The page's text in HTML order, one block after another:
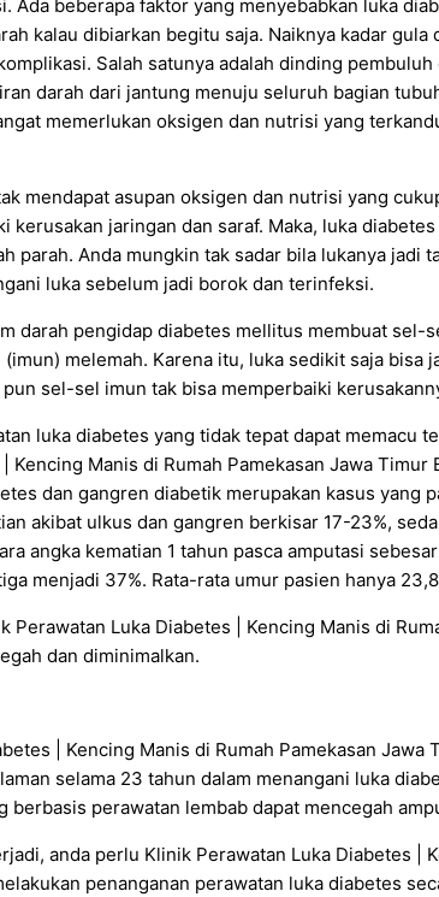
Ada beberapa faktor yang menyebabkan luka
kalau dibiarkan begitu saja. Naiknya kadar gula
Salah satunya adalah dinding
darah dari jantung menuju seluruh bagian
memerlukan oksigen dan nutrisi yang
mendapat asupan oksigen dan nutrisi yang
kerusakan jaringan dan saraf. Maka, luka
parah. Anda mungkin tak sadar bila lukanya jadi
luka sebelum jadi borok dan terinfeksi.
darah pengidap diabetes mellitus membuat sel-
melemah. Karena itu, luka sedikit saja bisa
sel-sel imun tak bisa memperbaiki
luka diabetes yang tidak tepat dapat memacu
Kencing Manis di Rumah Pamekasan Jawa
dan gangren diabetik merupakan kasus yang
akibat ulkus dan gangren berkisar 17-23%,
angka kematian 1 tahun pasca amputasi
menjadi 37%. Rata-rata umur pasien hanya
Perawatan Luka Diabetes | Kencing Manis di
dan diminimalkan.
| Kencing Manis di Rumah Pamekasan Jawa
selama 23 tahun dalam menangani luka
berbasis perawatan lembab dapat mencegah
anda perlu Klinik Perawatan Luka Diabetes |
penanganan perawatan luka diabetes